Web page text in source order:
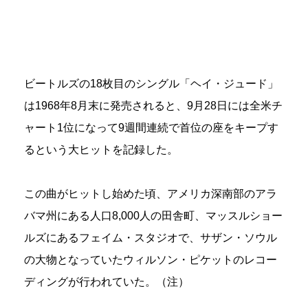
ビートルズの18枚目のシングル「ヘイ・ジュード」
は1968年8月末に発売されると、9月28日には全米チ
ャート1位になって9週間連続で首位の座をキープす
るという大ヒットを記録した。
この曲がヒットし始めた頃、アメリカ深南部のアラ
バマ州にある人口8,000人の田舎町、マッスルショー
ルズにあるフェイム・スタジオで、サザン・ソウル
の大物となっていたウィルソン・ピケットのレコー
ディングが行われていた。（注）